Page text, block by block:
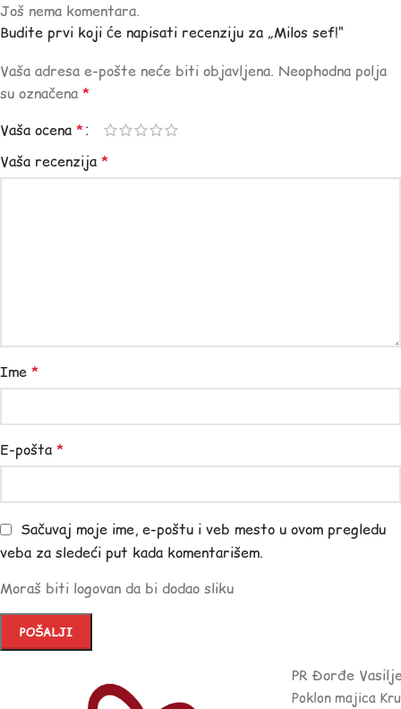
Još nema komentara.
Budite prvi koji će napisati recenziju za „Milos sef!“
Vaša adresa e-pošte neće biti objavljena. Neophodna polja
su označena *
Vaša ocena *
Vaša recenzija *
Ime *
E-pošta *
Sačuvaj moje ime, e-poštu i veb mesto u ovom pregledu
veba za sledeći put kada komentarišem.
Moraš biti logovan da bi dodao sliku
PR Đorđe
Poklon majica